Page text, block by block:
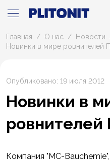
Главная О нас Новости
Новинки в мире
Опубликовано: 19 июля 2012
Новинки в
Компания "MC-